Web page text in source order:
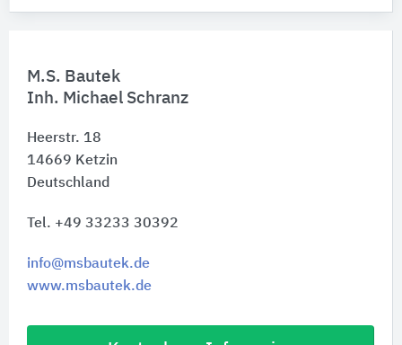
M.S. Bautek
Inh. Michael Schranz
Heerstr. 18
14669 Ketzin
Deutschland
Tel. +49 33233 30392
info@msbautek.de
www.msbautek.de